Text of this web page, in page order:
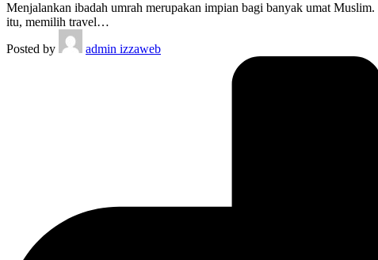
Menjalankan ibadah umrah merupakan impian bagi banyak umat
itu, memilih travel…
Posted by
admin izzaweb